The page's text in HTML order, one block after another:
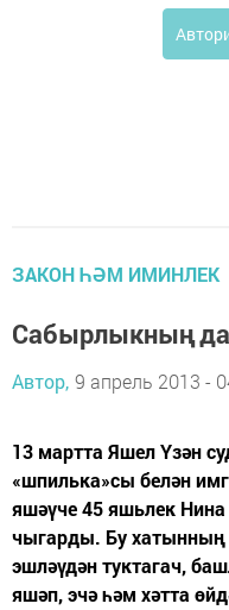
ЗАКОН ҺӘМ ИМИНЛЕК
Сабырлыкның да
Автор, 9 апрель 2013 -
13 мартта Яшел Үзән
«шпилька»сы белән
яшәүче 45 яшьлек
чыгарды. Бу хатынның
эшләүдән туктагач,
яшәп, эчә һәм хәтта